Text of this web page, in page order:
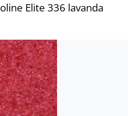
Elite 336 lavanda